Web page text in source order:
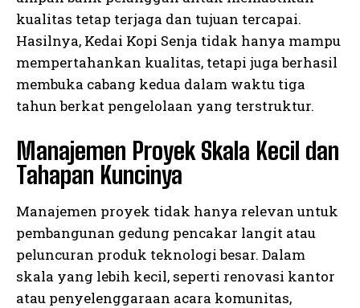
kualitas tetap terjaga dan tujuan tercapai.
Hasilnya, Kedai Kopi Senja tidak hanya mampu
mempertahankan kualitas, tetapi juga berhasil
membuka cabang kedua dalam waktu tiga
tahun berkat pengelolaan yang terstruktur.
Manajemen Proyek Skala Kecil dan
Tahapan Kuncinya
Manajemen proyek tidak hanya relevan untuk
pembangunan gedung pencakar langit atau
peluncuran produk teknologi besar. Dalam
skala yang lebih kecil, seperti renovasi kantor
atau penyelenggaraan acara komunitas,